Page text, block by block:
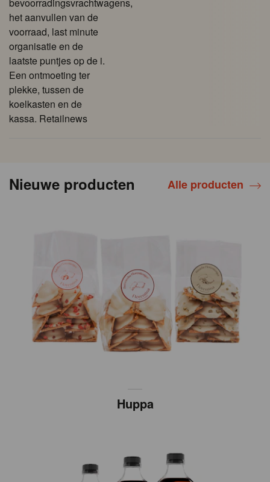
het aanvullen van de
voorraad, last minute
organisatie en de
laatste puntjes op de i.
Een ontmoeting ter
plekke, tussen de
koelkasten en de
kassa. Retailnews
Nieuwe producten Alle producten
Huppa